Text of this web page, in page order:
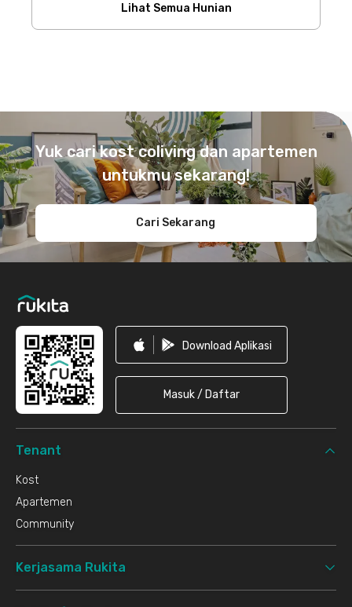
Lihat Semua Hunian
Yuk cari kost coliving dan apartemen
untukmu sekarang!
Cari Sekarang
Download Aplikasi
Masuk / Daftar
Tenant
Kost
Apartemen
Community
Kerjasama Rukita